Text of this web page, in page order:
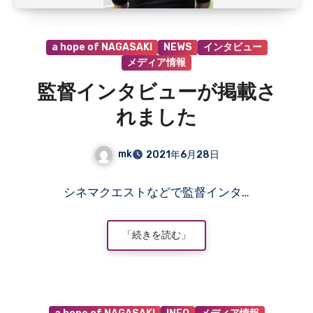
a hope of NAGASAKI NEWS
インタビュー
メディア情報
監督インタビューが掲載さ
れました
mk 2021年6月28日
メ
ト
は
シネマクエストなどで監督インタ…
「続きを読む」